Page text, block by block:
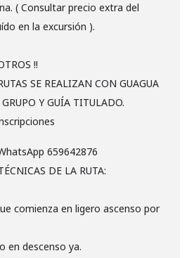
( Consultar precio extra del
en la excursión ).
!!
SE REALIZAN CON GUAGUA
GRUPO Y GUÍA TITULADO.
659642876
DE LA RUTA:
comienza en ligero ascenso por
en descenso ya.